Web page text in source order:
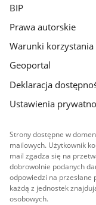
BIP
Prawa autorskie
Warunki korzystania
Geoportal
Deklaracja
Ustawienia
Strony dostępne w
mailowych. Użytkownik
mail zgadza się na
dobrowolnie podanych
odpowiedzi na przesłane
każdą z jednostek
osobowych.